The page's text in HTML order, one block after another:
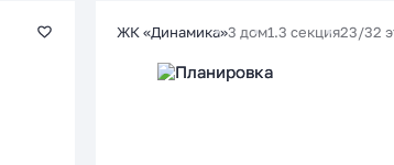
ЖК «Динамика»3 дом1.3 секция23/32